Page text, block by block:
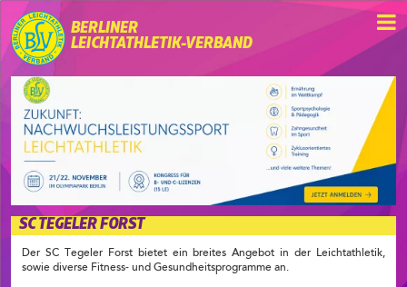
BERLINER
LEICHTATHLETIK-VERBAND
SC TEGELER FORST
Der SC Tegeler Forst bietet ein breites Angebot in der Leichtathletik,
sowie diverse Fitness- und Gesundheitsprogramme an.